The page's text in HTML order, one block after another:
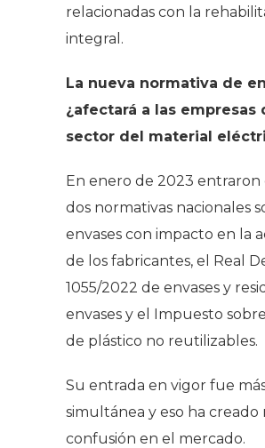
relacionadas con la
integral.
La nueva normativa de
¿afectará a las empresas
sector del material
En enero de 2023 entraron
dos normativas nacionales
envases con impacto en la
de los fabricantes, el Real
1055/2022 de envases y
envases y el Impuesto
de plástico no reutilizables.
Su entrada en vigor fue
simultánea y eso ha creado
confusión en el mercado.